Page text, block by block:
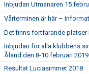
Inbjudan Utmanaren 15
Vårterminen är här –
Det finns fortfarande platser
Inbjudan för alla klubbens
Åland den 8-10 februari 2019
Resultat Luciasimmet 2018